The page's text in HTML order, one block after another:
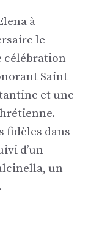
à
le
célébration
Saint
et une
fidèles dans
d’un
un